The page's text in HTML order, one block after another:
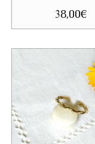
38,00€